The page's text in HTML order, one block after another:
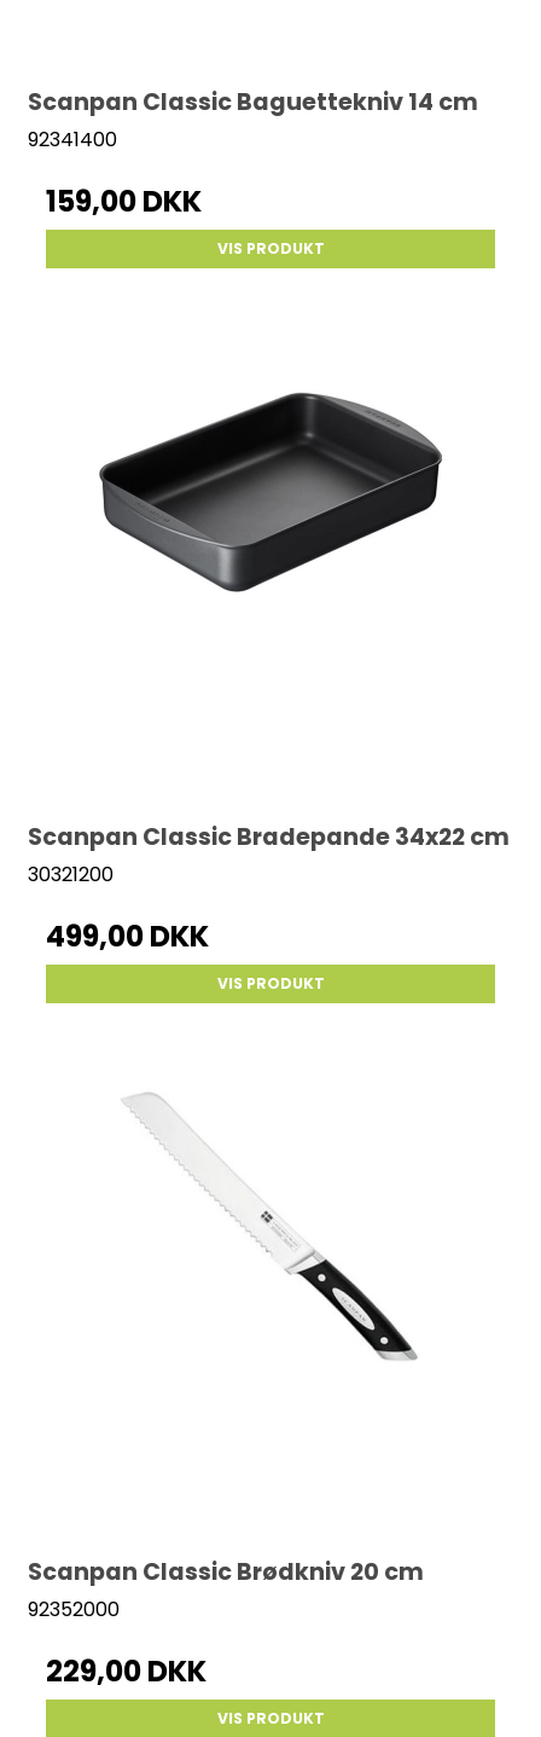
Scanpan Classic Baguettekniv 14 cm
92341400
159,00 DKK
VIS PRODUKT
Scanpan Classic Bradepande 34x22 cm
30321200
499,00 DKK
VIS PRODUKT
Scanpan Classic Brødkniv 20 cm
92352000
229,00 DKK
VIS PRODUKT